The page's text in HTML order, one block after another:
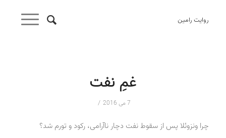
روایت رامین
غمِ نفت
7 می 2016 /
چرا ونزوئلا پس از سقوط نفت دچار ناآرامی، رکود و تورم شد؟